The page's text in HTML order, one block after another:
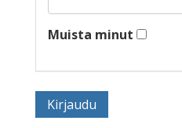
Muista minut